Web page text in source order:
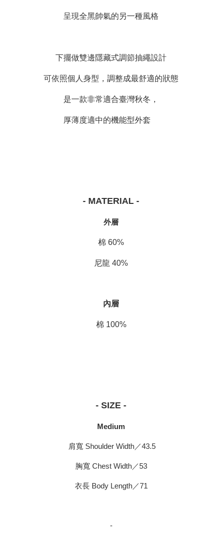
呈現全黑帥氣的另一種風格
下擺做雙邊隱藏式調節抽繩設計
可依照個人身型，調整成最舒適的狀態
是一款非常適合臺灣秋冬，
厚薄度適中的機能型外套
- MATERIAL -
外層
棉 60%
尼龍 40%
內層
棉 100%
- SIZE -
Medium
肩寬 Shoulder Width／43.5
胸寬 Chest Width／53
衣長 Body Length／71
-